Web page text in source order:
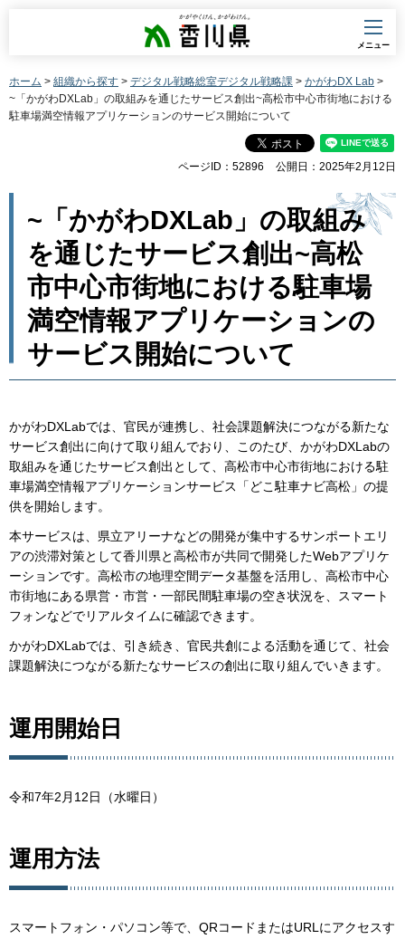
香川県
メニュー
ホーム > 組織から探す > デジタル戦略総室デジタル戦略課 > かがわDX Lab >
~「かがわDXLab」の取組みを通じたサービス創出~高松市中心市街地における
駐車場満空情報アプリケーションのサービス開始について
ページID：52896 公開日：2025年2月12日
~「かがわDXLab」の取組み
を通じたサービス創出~高松
市中心市街地における駐車場
満空情報アプリケーションの
サービス開始について
かがわDXLabでは、官民が連携し、社会課題解決につながる新たな
サービス創出に向けて取り組んでおり、このたび、かがわDXLabの
取組みを通じたサービス創出として、高松市中心市街地における駐
車場満空情報アプリケーションサービス「どこ駐車ナビ高松」の提
供を開始します。
本サービスは、県立アリーナなどの開発が集中するサンポートエリ
アの渋滞対策として香川県と高松市が共同で開発したWebアプリケ
ーションです。高松市の地理空間データ基盤を活用し、高松市中心
市街地にある県営・市営・一部民間駐車場の空き状況を、スマート
フォンなどでリアルタイムに確認できます。
かがわDXLabでは、引き続き、官民共創による活動を通じて、社会
課題解決につながる新たなサービスの創出に取り組んでいきます。
運用開始日
令和7年2月12日（水曜日）
運用方法
スマートフォン・パソコン等で、QRコードまたはURLにアクセスす